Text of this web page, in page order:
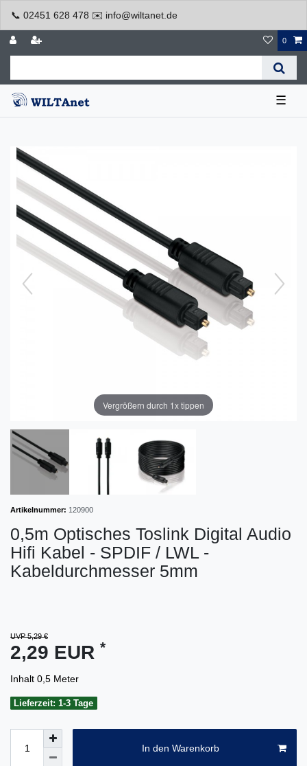
📞 02451 628 478 ✉️ info@wiltanet.de
0
☰
Vergrößern durch 1x tippen
Artikelnummer: 120900
0,5m Optisches Toslink Digital Audio
Hifi Kabel - SPDIF / LWL -
Kabeldurchmesser 5mm
UVP 5,29 €
2,29 EUR *
Inhalt 0,5 Meter
Lieferzeit: 1-3 Tage
In den Warenkorb